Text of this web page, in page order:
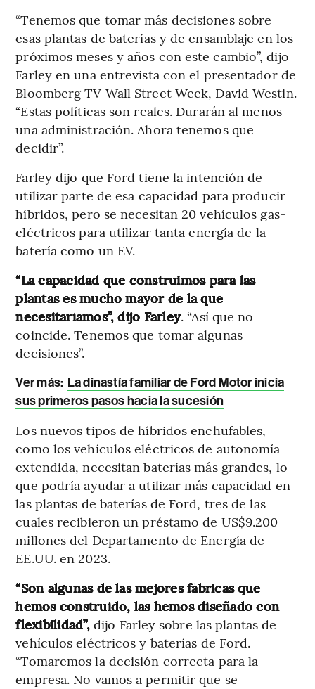
“Tenemos que tomar más decisiones sobre
esas plantas de baterías y de ensamblaje en los
próximos meses y años con este cambio”, dijo
Farley en una entrevista con el presentador de
Bloomberg TV Wall Street Week, David Westin.
“Estas políticas son reales. Durarán al menos
una administración. Ahora tenemos que
decidir”.
Farley dijo que Ford tiene la intención de
utilizar parte de esa capacidad para producir
híbridos, pero se necesitan 20 vehículos gas-
eléctricos para utilizar tanta energía de la
batería como un EV.
“La capacidad que construimos para las
plantas es mucho mayor de la que
necesitaríamos”, dijo Farley. “Así que no
coincide. Tenemos que tomar algunas
decisiones”.
Ver más: La dinastía familiar de Ford Motor inicia
sus primeros pasos hacia la sucesión
Los nuevos tipos de híbridos enchufables,
como los vehículos eléctricos de autonomía
extendida, necesitan baterías más grandes, lo
que podría ayudar a utilizar más capacidad en
las plantas de baterías de Ford, tres de las
cuales recibieron un préstamo de US$9.200
millones del Departamento de Energía de
EE.UU. en 2023.
“Son algunas de las mejores fábricas que
hemos construido, las hemos diseñado con
flexibilidad”, dijo Farley sobre las plantas de
vehículos eléctricos y baterías de Ford.
“Tomaremos la decisión correcta para la
empresa. No vamos a permitir que se